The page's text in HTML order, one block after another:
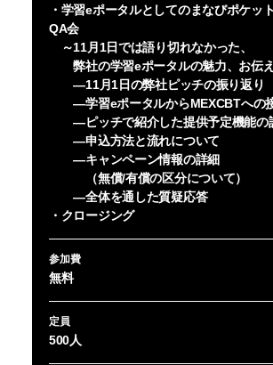
・学習eポータルとしてのまなびポケッ
QA会
～11月1日では語り切れなかった、
弊社の学習eポータルの魅力、お伝
―11月1日の弊社ピッチの振り返り
―学習eポータルからMEXCBTへの
―ピッチで紹介した提供予定機能の
―申込方法と流れについて
―キャンペーン情報の詳細
（無償/有償の区分について）
―全体を通した質疑応答
・クロージング
参加費
無料
定員
500人